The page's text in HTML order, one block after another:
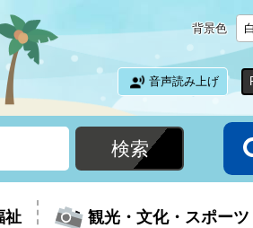
背景色
背
景
を
白
音声読み上げ
祉 観光・文化・スポーツ